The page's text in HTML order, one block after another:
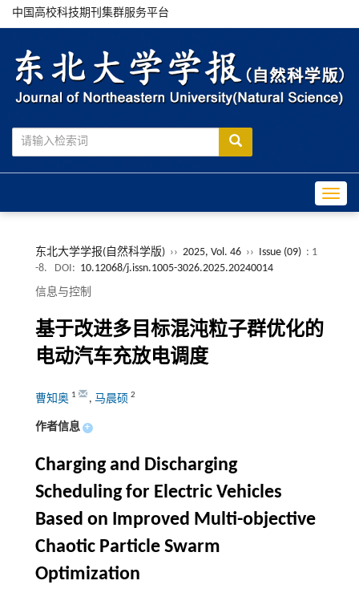
中国高校科技期刊集群服务平台
东北大学学报(自然科学版) ›› 2025, Vol. 46 ›› Issue (09) : 1
-8.
DOI: 10.12068/j.issn.1005-3026.2025.20240014
信息与控制
基于改进多目标混沌粒子群优化的
电动汽车充放电调度
曹知奥 1 , 马晨硕 2
作者信息 +
Charging and Discharging
Scheduling for Electric Vehicles
Based on Improved Multi-objective
Chaotic Particle Swarm
Optimization